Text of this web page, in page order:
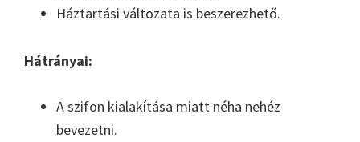
Háztartási változata is beszerezhető.
Hátrányai:
A szifon kialakítása miatt néha nehéz
bevezetni.